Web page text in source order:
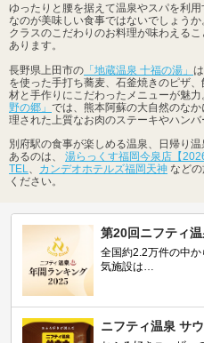
ゆったりと腰を据えて温泉やスパを利
なのが美味しい食事ではないでしょう
クラスのこだわりのお料理が味わえる
あります。
長野県上田市の 「地蔵温泉 十福の湯」
を使った手打ち蕎麦、石釜焼きのピザ
材と手作りにこだわったメニューが魅
野の郷」 では、熊本阿蘇の大自然のな
理された上質なお肉のステーキやハンバ
別府駅の食事が楽しめる温泉、日帰り
あるのは、 湯らっくす福岡今泉店【
TEL
カンデオホテルズ福岡天神 など
ください。
第20回ニフティ
全国約2.2万件の中
気施設は…
ニフティ温泉 サ